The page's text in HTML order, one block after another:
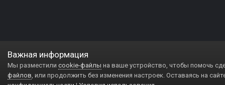
Важная информация
Мы разместили cookie-файлы на ваше устройство, чтобы помочь
файлов, или продолжить без изменения настроек. Оставаясь на